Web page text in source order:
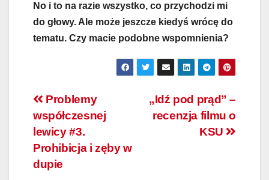
No i to na razie wszystko, co przychodzi mi
do głowy. Ale może jeszcze kiedyś wrócę do
tematu. Czy macie podobne wspomnienia?
Nawigacja
wpisu
„Idź pod prąd” –
recenzja filmu o
KSU
Problemy
współczesnej
lewicy #3.
Prohibicja i zęby w
dupie